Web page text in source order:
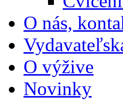
O nás,
O výžive
Novinky